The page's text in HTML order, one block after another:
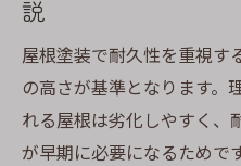
説
屋根塗装で耐久性を重視す
の高さが基準となります。
れる屋根は劣化しやすく、
が早期に必要になるためで